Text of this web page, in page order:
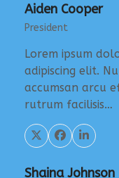
Aiden Cooper
President
Lorem ipsum
adipiscing elit.
accumsan arcu
rutrum facilisis…
Shaina Johnson